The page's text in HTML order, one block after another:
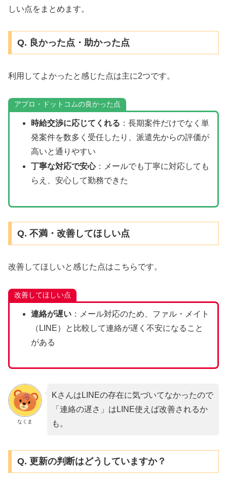
しい点をまとめます。
Q. 良かった点・助かった点
利用してよかったと感じた点は主に2つです。
アプロ・ドットコムの良かった点
時給交渉に応じてくれる ：長期案件だけでなく単
発案件を数多く受任したり、派遣先からの評価が
高いと通りやすい
丁寧な対応で安心：メールでも丁寧に対応しても
らえ、安心して勤務できた
Q. 不満・改善してほしい点
改善してほしいと感じた点はこちらです。
改善してほしい点
連絡が遅い：メール対応のため、ファル・メイト
（LINE）と比較して連絡が遅く不安になること
がある
なくま
KさんはLINEの存在に気づいてなかったので
「連絡の遅さ」はLINE使えば改善されるか
も。
Q. 更新の判断はどうしていますか？